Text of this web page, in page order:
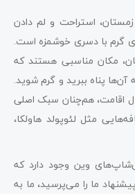
استراحت و لم دادن
گرم با دسری خوشمزه است.
مکان مناسبی هستند که
پناه ببرید و گرم شوید.
اقامت، هم‌چنان سبک اصلی
مثل لئوپولد هاولکا،
وین وجود دارد که
ما را می‌پرسید، ما به